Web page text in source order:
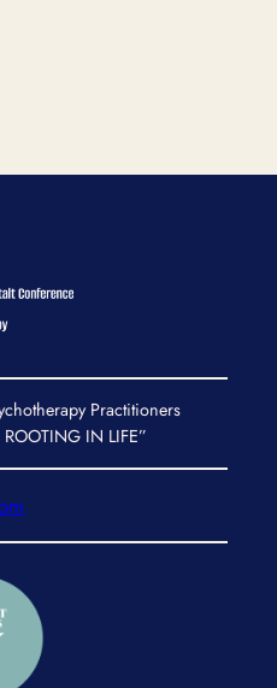
Practitioners
IN LIFE”